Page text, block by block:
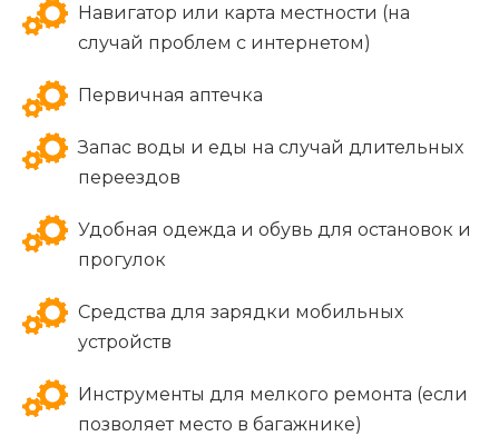
Навигатор или карта местности (на
случай проблем с интернетом)
Первичная аптечка
Запас воды и еды на случай длительных
переездов
Удобная одежда и обувь для остановок и
прогулок
Средства для зарядки мобильных
устройств
Инструменты для мелкого ремонта (если
позволяет место в багажнике)